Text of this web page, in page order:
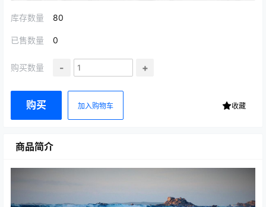
库存数量 80
已售数量 0
购买数量 - +
购买 加入购物车 收藏
商品简介